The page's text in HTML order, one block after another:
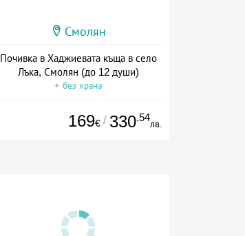
Смолян
Почивка в Хаджиевата къща в село
Лъка, Смолян (до 12 души)
+ без храна
169€ / 330.54
лв.